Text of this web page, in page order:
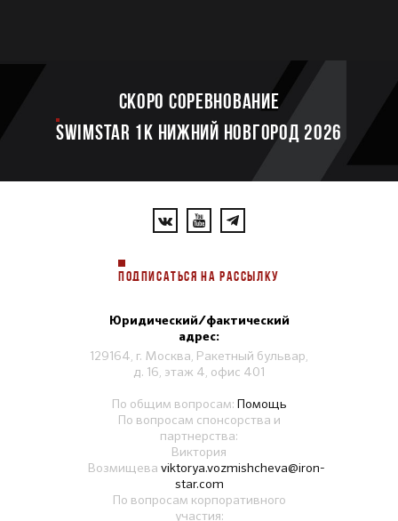
Скоро соревнование
SWIMSTAR 1K НИЖНИЙ НОВГОРОД 2026
ПОДПИСАТЬСЯ НА РАССЫЛКУ
Юридический/фактический
адрес:
129164, г. Москва, Ракетный бульвар,
д. 16, этаж 4, офис 401
По общим вопросам: Помощь
По вопросам спонсорства и
партнерства:
Виктория
Возмищева viktorya.vozmishcheva@iron-
star.com
По вопросам корпоративного
участия: